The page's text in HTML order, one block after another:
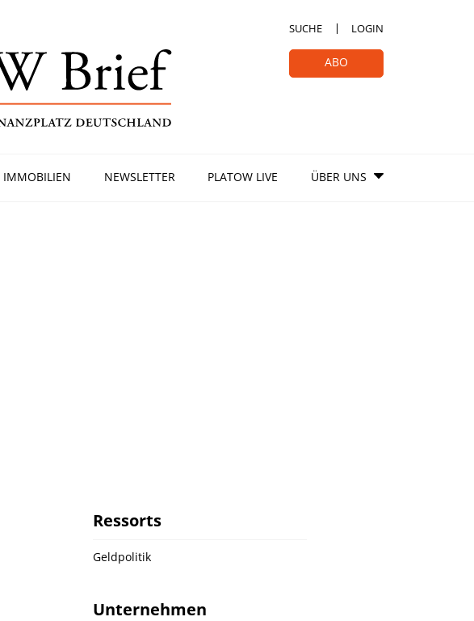
SUCHE LOGIN
ABO
IMMOBILIEN NEWSLETTER PLATOW LIVE ÜBER UNS
Ressorts
Geldpolitik
Unternehmen